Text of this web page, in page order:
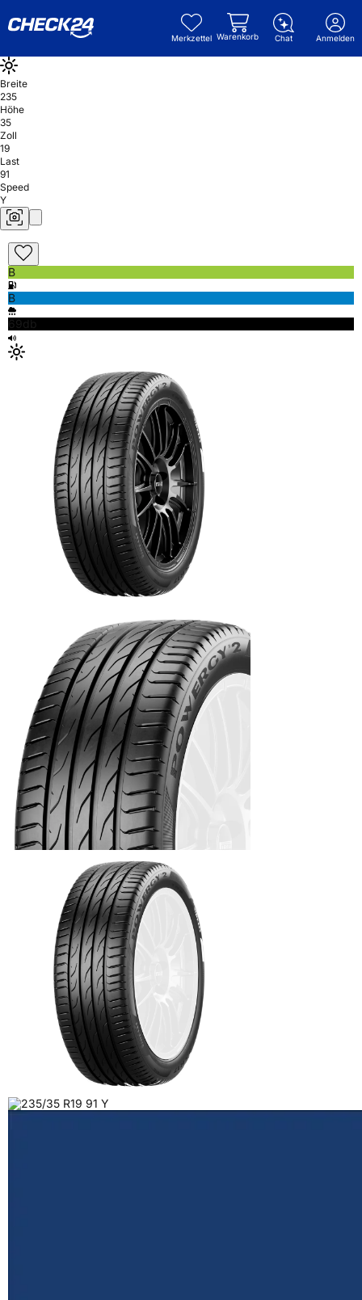
Merkzettel Warenkorb Chat Anmelden
Breite
235
Höhe
35
Zoll
19
Last
91
Speed
Y
B
B
69db